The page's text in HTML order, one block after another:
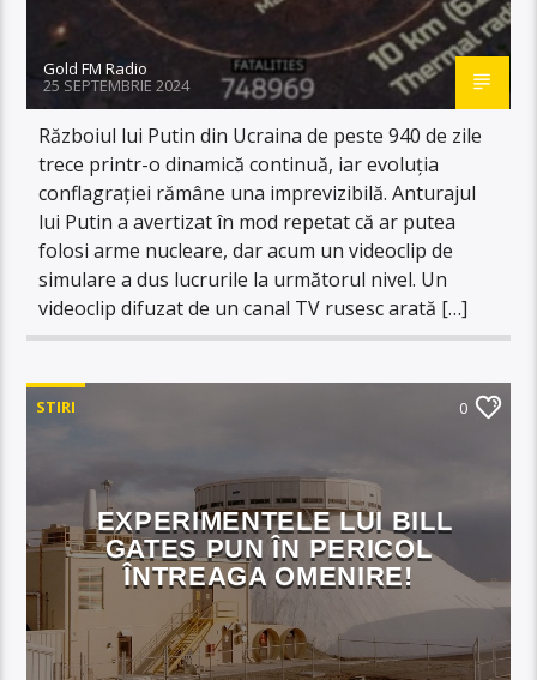
Gold FM Radio
25 SEPTEMBRIE 2024
Războiul lui Putin din Ucraina de peste 940 de zile
trece printr-o dinamică continuă, iar evoluția
conflagrației rămâne una imprevizibilă. Anturajul
lui Putin a avertizat în mod repetat că ar putea
folosi arme nucleare, dar acum un videoclip de
simulare a dus lucrurile la următorul nivel. Un
videoclip difuzat de un canal TV rusesc arată […]
STIRI 0
EXPERIMENTELE LUI BILL
GATES PUN ÎN PERICOL
ÎNTREAGA OMENIRE!